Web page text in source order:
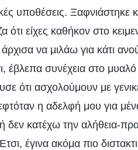
υποθέσεις. Ξαφνιάστηκε
ότι είχες καθήκον στο
να μιλάω για κάτι
έβλεπα συνέχεια στο
ότι ασχολούμουν με
η αδελφή μου για
δεν κατέχω την αλήθεια-
έγινα ακόμα πιο